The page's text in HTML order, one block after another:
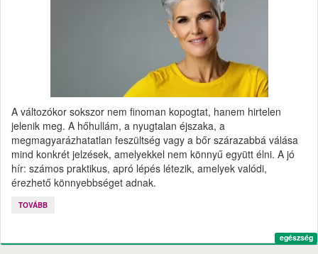
A változókor sokszor nem finoman kopogtat, hanem hirtelen
jelenik meg. A hőhullám, a nyugtalan éjszaka, a
megmagyarázhatatlan feszültség vagy a bőr szárazabbá válása
mind konkrét jelzések, amelyekkel nem könnyű együtt élni. A jó
hír: számos praktikus, apró lépés létezik, amelyek valódi,
érezhető könnyebbséget adnak.
TOVÁBB
egészség